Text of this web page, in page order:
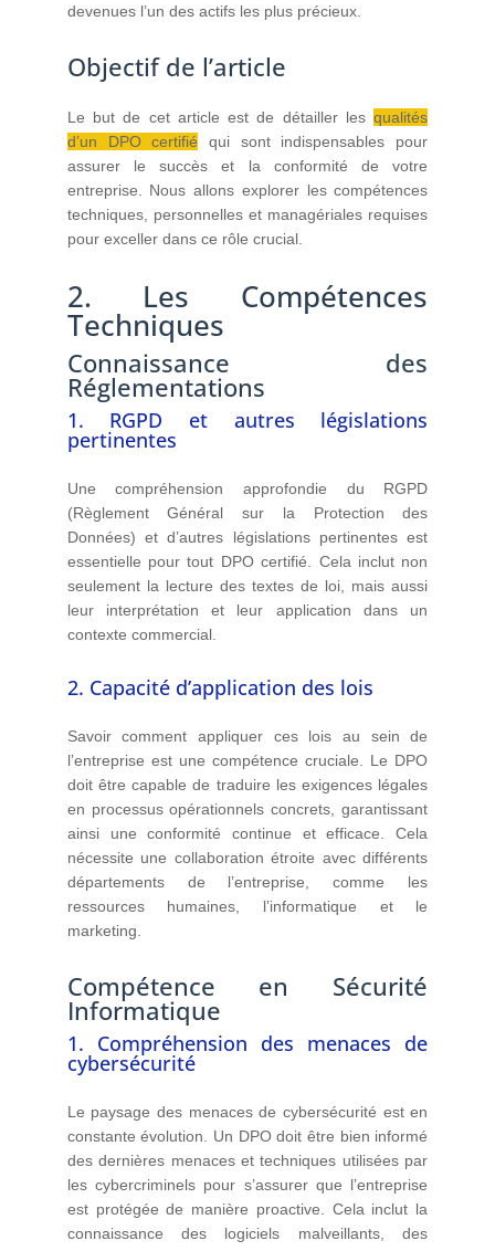
devenues l’un des actifs les plus précieux.
Objectif de l’article
Le but de cet article est de détailler lesqualités
d’un DPO certifié qui sont indispensables pour
assurer le succès et la conformité de votre
entreprise. Nous allons explorer les compétences
techniques, personnelles et managériales requises
pour exceller dans ce rôle crucial.
2. Les Compétences
Techniques
Connaissance des
Réglementations
1. RGPD et autres législations
pertinentes
Une compréhension approfondie du RGPD
(Règlement Général sur la Protection des
Données) et d’autres législations pertinentes est
essentielle pour tout DPO certifié. Cela inclut non
seulement la lecture des textes de loi, mais aussi
leur interprétation et leur application dans un
contexte commercial.
2. Capacité d’application des lois
Savoir comment appliquer ces lois au sein de
l’entreprise est une compétence cruciale. Le DPO
doit être capable de traduire les exigences légales
en processus opérationnels concrets, garantissant
ainsi une conformité continue et efficace. Cela
nécessite une collaboration étroite avec différents
départements de l’entreprise, comme les
ressources humaines, l’informatique et le
marketing.
Compétence en Sécurité
Informatique
1. Compréhension des menaces de
cybersécurité
Le paysage des menaces de cybersécurité est en
constante évolution. Un DPO doit être bien informé
des dernières menaces et techniques utilisées par
les cybercriminels pour s’assurer que l’entreprise
est protégée de manière proactive. Cela inclut la
connaissance des logiciels malveillants, des